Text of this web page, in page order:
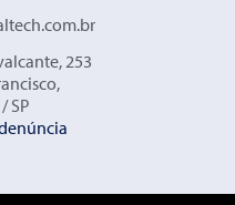
253
SP